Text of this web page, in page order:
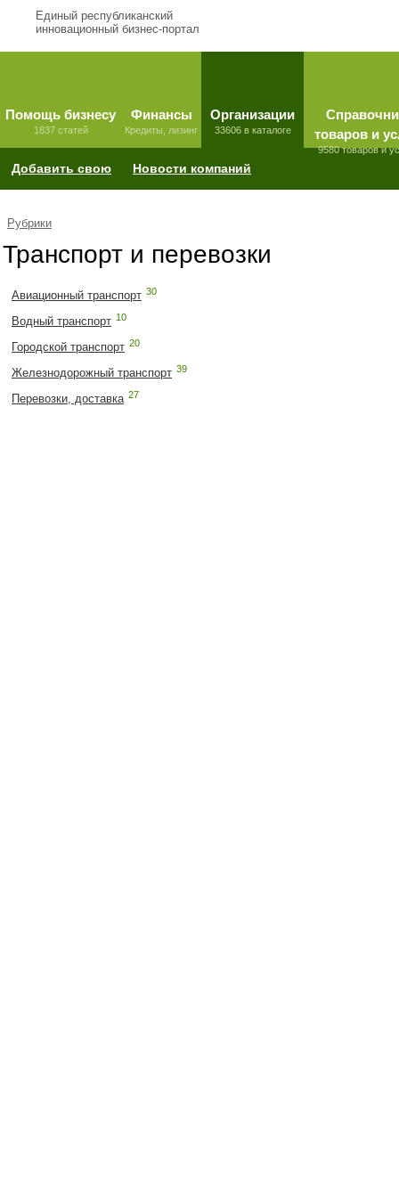
Единый республиканский
инновационный бизнес-портал
Помощь бизнесу
1837 статей
Финансы
Кредиты, лизинг
Организации
33606 в каталоге
товаров и
9580 товаров и
Добавить свою Новости компаний
Рубрики
Транспорт и перевозки
Авиационный транспорт 30
Водный транспорт 10
Городской транспорт 20
Железнодорожный транспорт 39
Перевозки, доставка 27